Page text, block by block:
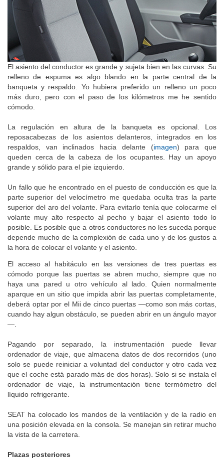
El asiento del conductor es grande y sujeta bien en las curvas. Su
relleno de espuma es algo blando en la parte central de la
banqueta y respaldo. Yo hubiera preferido un relleno un poco
más duro, pero con el paso de los kilómetros me he sentido
cómodo.
La regulación en altura de la banqueta es opcional. Los
reposacabezas de los asientos delanteros, integrados en los
respaldos, van inclinados hacia delante (imagen) para que
queden cerca de la cabeza de los ocupantes. Hay un apoyo
grande y sólido para el pie izquierdo.
Un fallo que he encontrado en el puesto de conducción es que la
parte superior del velocímetro me quedaba oculta tras la parte
superior del aro del volante. Para evitarlo tenía que colocarme el
volante muy alto respecto al pecho y bajar el asiento todo lo
posible. Es posible que a otros conductores no les suceda porque
depende mucho de la complexión de cada uno y de los gustos a
la hora de colocar el volante y el asiento.
El acceso al habitáculo en las versiones de tres puertas es
cómodo porque las puertas se abren mucho, siempre que no
haya una pared u otro vehículo al lado. Quien normalmente
aparque en un sitio que impida abrir las puertas completamente,
deberá optar por el Mii de cinco puertas —como son más cortas,
cuando hay algun obstáculo, se pueden abrir en un ángulo mayor
—.
Pagando por separado, la instrumentación puede llevar
ordenador de viaje, que almacena datos de dos recorridos (uno
solo se puede reiniciar a voluntad del conductor y otro cada vez
que el coche está parado más de dos horas). Solo si se instala el
ordenador de viaje, la instrumentación tiene termómetro del
líquido refrigerante.
SEAT ha colocado los mandos de la ventilación y de la radio en
una posición elevada en la consola. Se manejan sin retirar mucho
la vista de la carretera.
Plazas posteriores